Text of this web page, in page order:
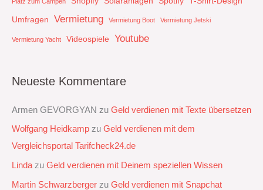
Umfragen
Vermietung Vermietung Boot Vermietung Jetski
Vermietung Yacht Videospiele Youtube
Neueste Kommentare
Armen GEVORGYAN zu Geld verdienen mit Texte übersetzen
Wolfgang Heidkamp zu Geld verdienen mit dem
Vergleichsportal Tarifcheck24.de
Linda zu Geld verdienen mit Deinem speziellen Wissen
Martin Schwarzberger zu Geld verdienen mit Snapchat‭